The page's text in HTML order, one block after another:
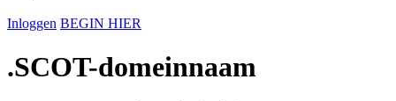
Inloggen BEGIN HIER
.SCOT-domeinnaam